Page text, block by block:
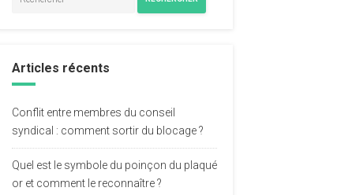
Articles récents
Conflit entre membres du conseil
syndical : comment sortir du blocage ?
Quel est le symbole du poinçon du plaqué
or et comment le reconnaître ?